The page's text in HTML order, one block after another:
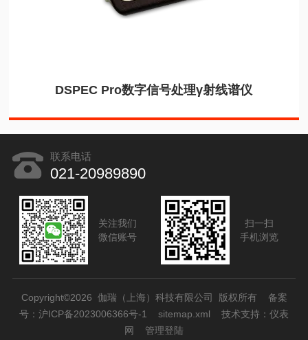
DSPEC Pro数字信号处理γ射线谱仪
联系电话
021-20989890
关注我们
微信账号
扫一扫
手机浏览
Copyright©2026 伽瑞（上海）科技有限公司 版权所有 备案
号：沪ICP备2023006366号-1
sitemap.xml 技术支持： 仪表
网
管理登陆